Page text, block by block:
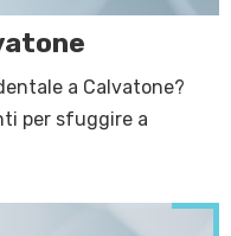
a Calvatone?
per sfuggire a